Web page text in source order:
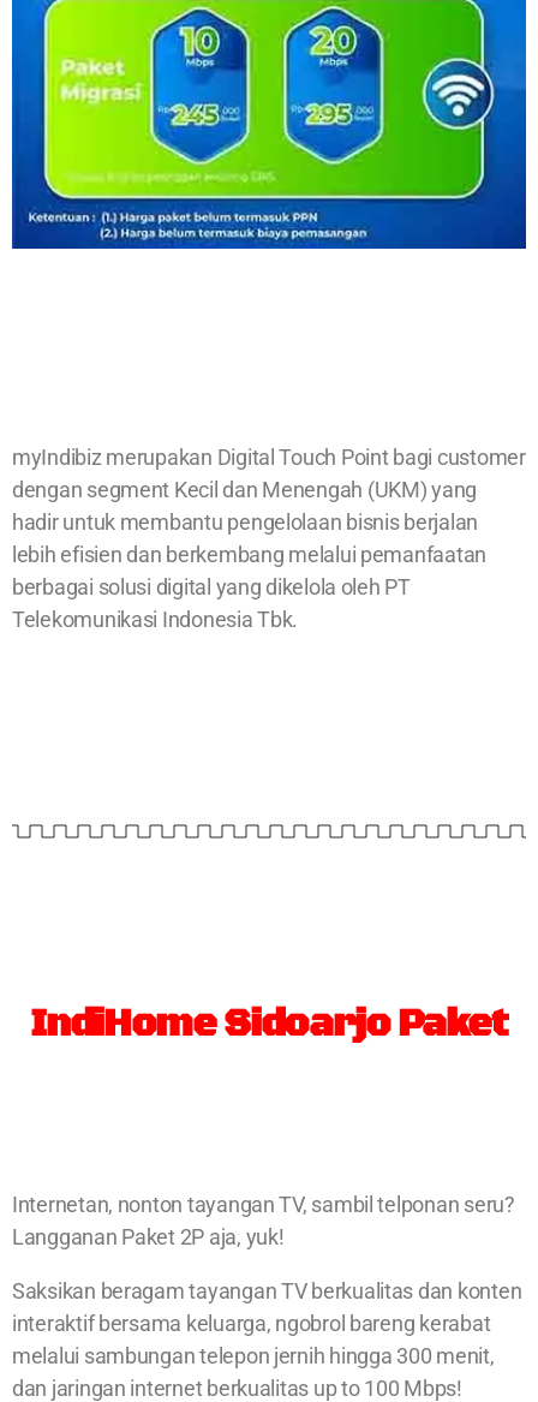
myIndibiz merupakan Digital Touch Point bagi customer
dengan segment Kecil dan Menengah (UKM) yang
hadir untuk membantu pengelolaan bisnis berjalan
lebih efisien dan berkembang melalui pemanfaatan
berbagai solusi digital yang dikelola oleh PT
Telekomunikasi Indonesia Tbk.
IndiHome Sidoarjo Paket
Internetan, nonton tayangan TV, sambil telponan seru?
Langganan Paket 2P aja, yuk!
Saksikan beragam tayangan TV berkualitas dan konten
interaktif bersama keluarga, ngobrol bareng kerabat
melalui sambungan telepon jernih hingga 300 menit,
dan jaringan internet berkualitas up to 100 Mbps!